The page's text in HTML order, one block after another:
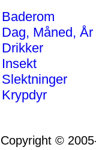
Baderom
Dag, Måned, År
Drikker
Insekt
Slektninger
Krypdyr
Copyright ©